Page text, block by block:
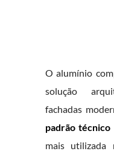
O alumínio
solução
fachadas
padrão técnico
mais utilizada